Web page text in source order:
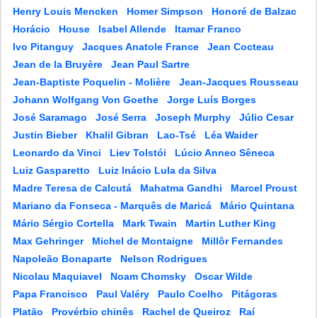
Henry Louis Mencken
Homer Simpson
Honoré de Balzac
Horácio
House Isabel Allende
Itamar Franco
Ivo Pitanguy
Jacques Anatole France
Jean Cocteau
Jean de la Bruyère
Jean Paul Sartre
Jean-Baptiste Poquelin - Molière
Jean-Jacques Rousseau
Johann Wolfgang Von Goethe
Jorge Luís Borges
José Saramago
José Serra Joseph Murphy
Júlio Cesar
Justin Bieber
Khalil Gibran Lao-Tsé
Léa Waider
Leonardo da Vinci
Liev Tolstói
Lúcio Anneo Sêneca
Luiz Gasparetto
Luiz Inácio Lula da Silva
Madre Teresa de Calcutá
Mahatma Gandhi
Marcel Proust
Mariano da Fonseca - Marquês de Maricá
Mário Quintana
Mário Sérgio Cortella
Mark Twain
Martin Luther King
Max Gehringer
Michel de Montaigne
Millôr Fernandes
Napoleão Bonaparte
Nelson Rodrigues
Nicolau Maquiavel
Noam Chomsky
Oscar Wilde
Papa Francisco
Paul Valéry Paulo Coelho
Pitágoras
Platão
Provérbio chinês Rachel de Queiroz
Raí